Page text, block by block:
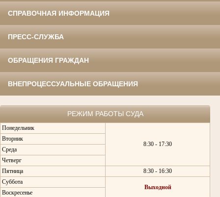
СПРАВОЧНАЯ ИНФОРМАЦИЯ
ПРЕСС-СЛУЖБА
ОБРАЩЕНИЯ ГРАЖДАН
ВНЕПРОЦЕССУАЛЬНЫЕ ОБРАЩЕНИЯ
РЕЖИМ РАБОТЫ СУДА
Понедельник
8:30 - 17:30
Вторник
Среда
Четверг
Пятница
8:30 - 16:30
Суббота
Выходной
Воскресенье